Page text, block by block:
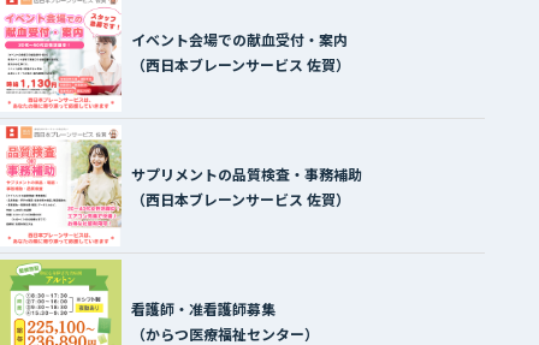
イベント会場での献血受付・案内
（西日本ブレーンサービス 佐賀）
サプリメントの品質検査・事務補助
（西日本ブレーンサービス 佐賀）
看護師・准看護師募集
（からつ医療福祉センター）